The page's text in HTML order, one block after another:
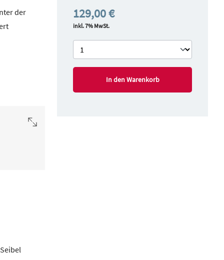
der
129,00 €
inkl. 7% MwSt.
In den Warenkorb